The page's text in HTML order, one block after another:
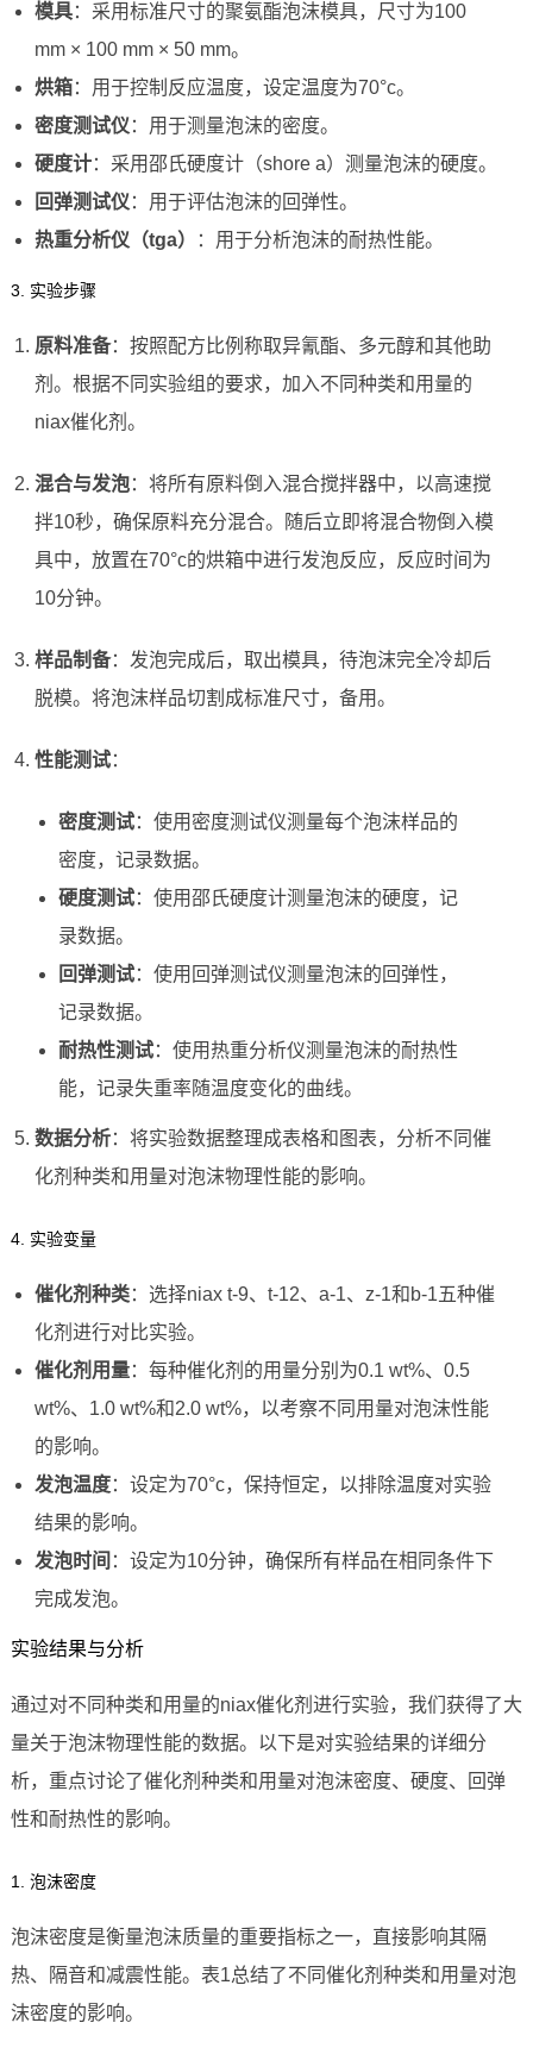
模具：采用标准尺寸的聚氨酯泡沫模具，尺寸为100
mm × 100 mm × 50 mm。
烘箱：用于控制反应温度，设定温度为70°c。
密度测试仪 ：用于测量泡沫的密度。
硬度计：采用邵氏硬度计（shore a）测量泡沫的硬度。
回弹测试仪 ：用于评估泡沫的回弹性。
热重分析仪（tga）
：用于分析泡沫的耐热性能。
3. 实验步骤
原料准备：按照配方比例称取异氰酯、多元醇和其他助
剂。根据不同实验组的要求，加入不同种类和用量的
niax催化剂。
混合与发泡：将所有原料倒入混合搅拌器中，以高速搅
拌10秒，确保原料充分混合。随后立即将混合物倒入模
具中，放置在70°c的烘箱中进行发泡反应，反应时间为
10分钟。
样品制备：发泡完成后，取出模具，待泡沫完全冷却后
脱模。将泡沫样品切割成标准尺寸，备用。
性能测试：
密度测试：使用密度测试仪测量每个泡沫样品的
密度，记录数据。
硬度测试：使用邵氏硬度计测量泡沫的硬度，记
录数据。
回弹测试：使用回弹测试仪测量泡沫的回弹性，
记录数据。
耐热性测试：使用热重分析仪测量泡沫的耐热性
能，记录失重率随温度变化的曲线。
数据分析：将实验数据整理成表格和图表，分析不同催
化剂种类和用量对泡沫物理性能的影响。
4. 实验变量
催化剂种类：选择niax t-9、t-12、a-1、z-1和b-1五种催
化剂进行对比实验。
催化剂用量：每种催化剂的用量分别为0.1 wt%、0.5
wt%、1.0 wt%和2.0 wt%，以考察不同用量对泡沫性能
的影响。
发泡温度：设定为70°c，保持恒定，以排除温度对实验
结果的影响。
发泡时间 ：设定为10分钟，确保所有样品在相同条件下
完成发泡。
实验结果与分析
通过对不同种类和用量的niax催化剂进行实验，我们获得了大
量关于泡沫物理性能的数据。以下是对实验结果的详细分
析，重点讨论了催化剂种类和用量对泡沫密度、硬度、回弹
性和耐热性的影响。
1. 泡沫密度
泡沫密度是衡量泡沫质量的重要指标之一，直接影响其隔
热、隔音和减震性能。表1总结了不同催化剂种类和用量对泡
沫密度的影响。